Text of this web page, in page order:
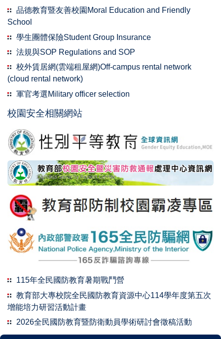
品德教育暨友善校園Moral Education and Friendly
School
學生團體保險Student Group Insurance
法規與SOP Regulations and SOP
校外賃居網(雲端租屋網)Off-campus rental network
(cloud rental network)
軍官考選Military officer selection
校園安全相關網站
115年全民國防教育暑期戰鬥營
教育部大專校院全民國防教育資源中心114學年度第五次
增能培力研習活動計畫
2026全民國防教育暨防衛動員學術研討會徵稿活動